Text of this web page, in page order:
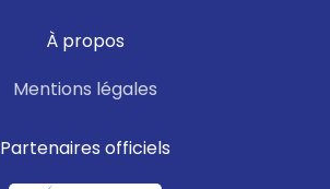
À propos
Mentions légales
Partenaires officiels